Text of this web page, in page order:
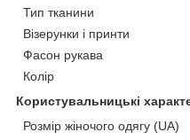
Тип тканини
Візерунки і принти
Фасон рукава
Колір
Користувальницькі
Розмір жіночого одягу (UA)